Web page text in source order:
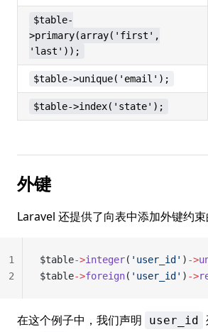
$table-
>primary(array('first',
'last'));
$table->unique('email');
$table->index('state');
外键
Laravel 还提供了向表中添加外键约束
$table->integer( 'user_id' ) ->
$table->foreign( 'user_id' ) ->
1
2
在这个例子中，我们声明 user_id